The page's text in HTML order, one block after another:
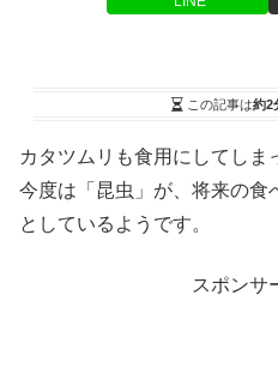
この記事は約2
カタツムリも食用にしてしま
今度は「昆虫」が、将来の食
としているようです。
スポンサ